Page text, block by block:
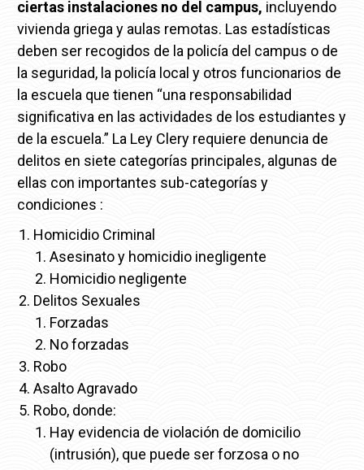
ciertas instalaciones no del campus, incluyendo
vivienda griega y aulas remotas. Las estadísticas
deben ser recogidos de la policía del campus o de
la seguridad, la policía local y otros funcionarios de
la escuela que tienen “una responsabilidad
significativa en las actividades de los estudiantes y
de la escuela.” La Ley Clery requiere denuncia de
delitos en siete categorías principales, algunas de
ellas con importantes sub-categorías y
condiciones :
Homicidio Criminal
Asesinato y homicidio inegligente
Homicidio negligente
Delitos Sexuales
Forzadas
No forzadas
Robo
Asalto Agravado
Robo, donde:
Hay evidencia de violación de domicilio
(intrusión), que puede ser forzosa o no